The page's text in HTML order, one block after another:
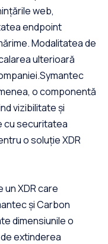
web,
endpoint
Modalitatea de
ulterioară
o componentă
vizibilitate și
cu securitatea
o soluție XDR
XDR care
și Carbon
dimensiunile o
extinderea